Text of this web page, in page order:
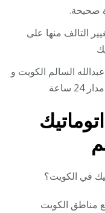
صحيحة.
التالف منها على
السالم الكويت و
ساعة
في الكويت؟
مناطق الكويت